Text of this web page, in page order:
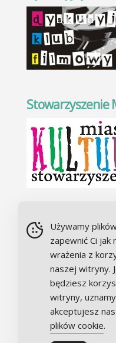
Stowarzyszenie
Chór Alla camera
Używamy
zapewnić Ci jak
wrażenia z
naszej witryny.
będziesz
witryny,
akceptujesz
plików cookie.